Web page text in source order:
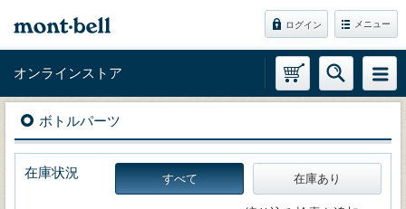
ログイン メニュー
オンラインストア
ボトルパーツ
在庫状況 すべて 在庫あり